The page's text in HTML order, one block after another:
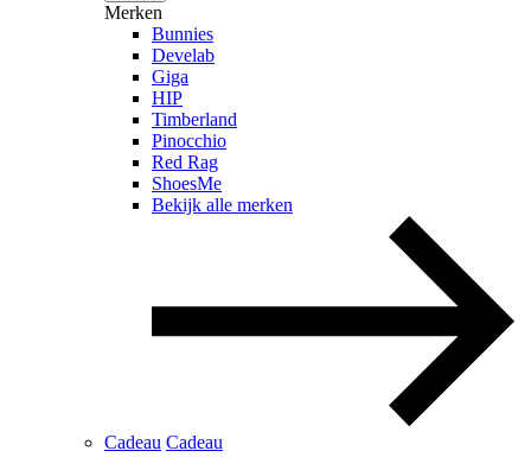
Merken
Bunnies
Develab
Giga
HIP
Timberland
Pinocchio
Red Rag
ShoesMe
Bekijk alle merken
Cadeau Cadeau